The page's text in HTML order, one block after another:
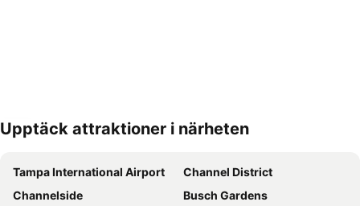
Förstora kartan
Upptäck attraktioner i närheten
Tampa International Airport
Channel District
Channelside
Busch Gardens